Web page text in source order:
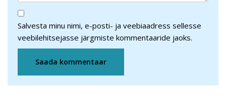
Salvesta minu nimi, e-posti- ja veebiaadress sellesse
veebilehitsejasse järgmiste kommentaaride jaoks.